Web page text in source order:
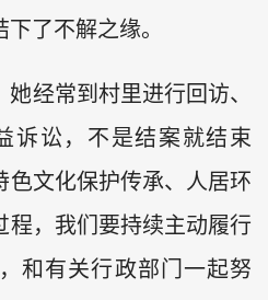
了不解之缘。
经常到村里进行回访、
诉讼，不是结案就结束
色文化保护传承、人居环
程，我们要持续主动履行
和有关行政部门一起努